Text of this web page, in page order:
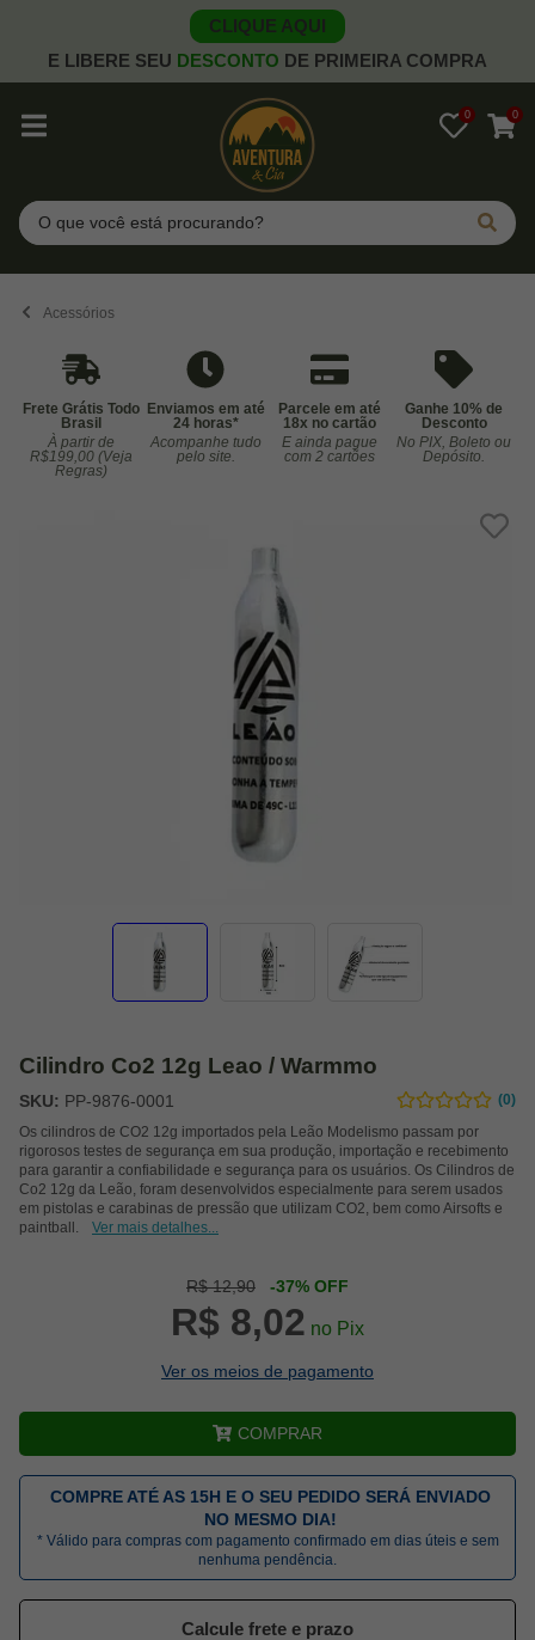
CLIQUE AQUI
E LIBERE SEU DESCONTO DE PRIMEIRA COMPRA
0 0
Pesquisar
Acessórios
Frete Grátis Todo
Brasil
À partir de
R$199,00 (Veja
Regras)
Enviamos em até
24 horas*
Acompanhe tudo
pelo site.
Parcele em até
18x no cartão
E ainda pague
com 2 cartões
Ganhe 10% de
Desconto
No PIX, Boleto ou
Depósito.
Cilindro Co2 12g Leao / Warmmo
SKU: PP-9876-0001
(0)
Os cilindros de CO2 12g importados pela Leão Modelismo passam por
rigorosos testes de segurança em sua produção, importação e recebimento
para garantir a confiabilidade e segurança para os usuários. Os Cilindros de
Co2 12g da Leão, foram desenvolvidos especialmente para serem usados
em pistolas e carabinas de pressão que utilizam CO2, bem como Airsofts e
paintball.
Ver mais detalhes...
R$ 12,90 -37% OFF
R$ 8,02 no Pix
Ver os meios de pagamento
COMPRAR
COMPRE ATÉ AS 15H E O SEU PEDIDO SERÁ ENVIADO
NO MESMO DIA!
* Válido para compras com pagamento confirmado em dias úteis e sem
nenhuma pendência.
Calcule frete e prazo